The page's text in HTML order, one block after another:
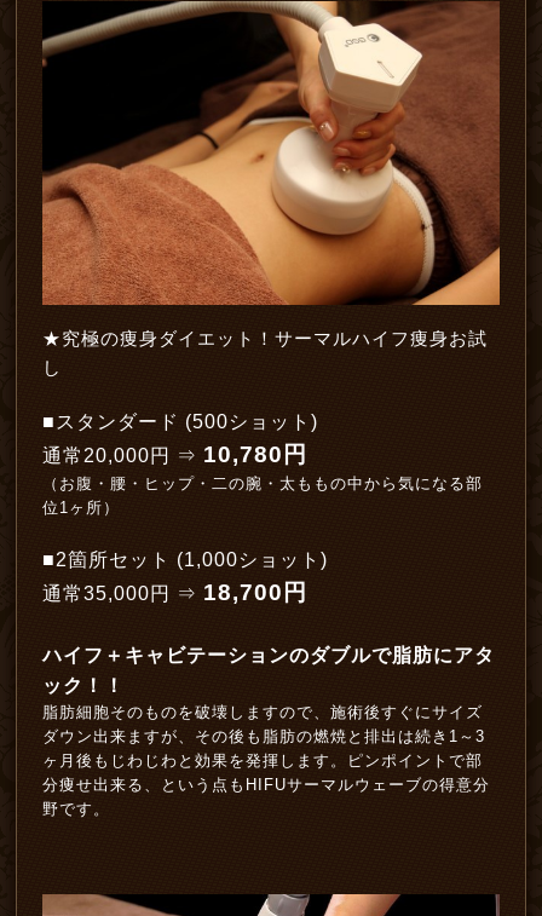
★究極の痩身ダイエット！サーマルハイフ痩身お試
し
■スタンダード (500ショット)
通常20,000円 ⇒ 10,780円
（お腹・腰・ヒップ・二の腕・太ももの中から気になる部
位1ヶ所）
■2箇所セット (1,000ショット)
通常35,000円 ⇒ 18,700円
ハイフ＋キャビテーションのダブルで脂肪にアタ
ック！！
脂肪細胞そのものを破壊しますので、施術後すぐにサイズ
ダウン出来ますが、その後も脂肪の燃焼と排出は続き1～3
ヶ月後もじわじわと効果を発揮します。ピンポイントで部
分痩せ出来る、という点もHIFUサーマルウェーブの得意分
野です。